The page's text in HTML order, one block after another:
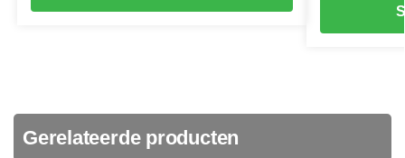
Gerelateerde producten